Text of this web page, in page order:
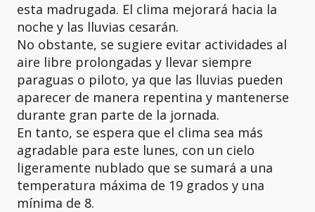
esta madrugada. El clima mejorará hacia la
noche y las lluvias cesarán.
No obstante, se sugiere evitar actividades al
aire libre prolongadas y llevar siempre
paraguas o piloto, ya que las lluvias pueden
aparecer de manera repentina y mantenerse
durante gran parte de la jornada.
En tanto, se espera que el clima sea más
agradable para este lunes, con un cielo
ligeramente nublado que se sumará a una
temperatura máxima de 19 grados y una
mínima de 8.